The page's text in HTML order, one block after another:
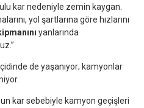
kar nedeniyle zemin kaygan.
yol şartlarına göre hızlarını
yanlarında
de yaşanıyor; kamyonlar
kar sebebiyle kamyon geçişleri